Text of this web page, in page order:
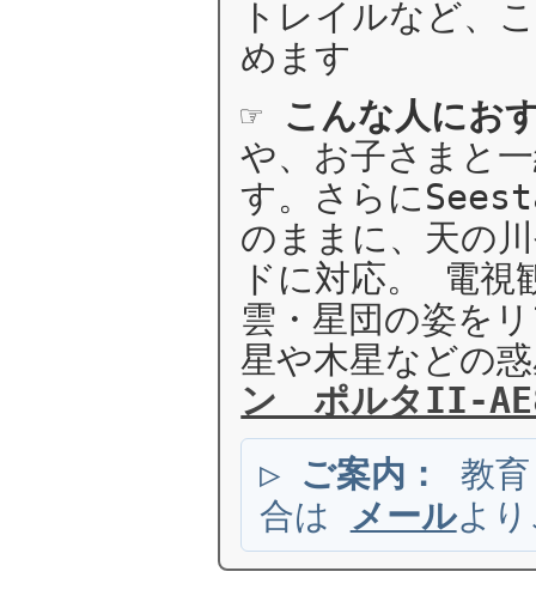
トレイルなど、
めます
☞ こんな人にお
や、お子さまと
す。さらに
のままに、天の
ドに対応。 電視
雲・星団の姿を
星や木星などの
ン ポルタII-
▷ ご案内：
教
合は
メールよ